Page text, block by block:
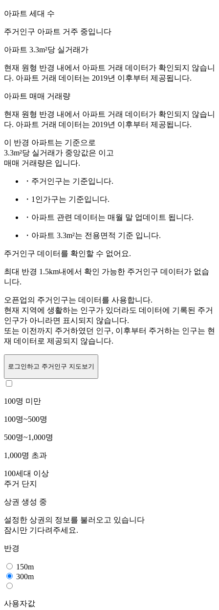
아파트 세대 수
주거인구 아파트 거주 중입니다
아파트 3.3m²당 실거래가
현재 원형 반경 내에서 아파트 거래 데이터가 확인되지 않습니
다. 아파트 거래 데이터는 2019년 이후부터 제공됩니다.
아파트 매매 거래량
현재 원형 반경 내에서 아파트 거래 데이터가 확인되지 않습니
다. 아파트 거래 데이터는 2019년 이후부터 제공됩니다.
이 반경 아파트는 기준으로
3.3m²당 실거래가 중앙값은 이고
매매 거래량은 입니다.
・주거인구는 기준입니다.
・1인가구는 기준입니다.
・아파트 관련 데이터는 매월 말 업데이트 됩니다.
・아파트 3.3m²는 전용면적 기준 입니다.
주거인구 데이터를 확인할 수 없어요.
최대 반경 1.5km내에서 확인 가능한 주거인구 데이터가 없습
니다.
오픈업의 주거인구는 데이터를 사용합니다.
현재 지역에 생활하는 인구가 있더라도 데이터에 기록된 주거
인구가 아니라면 표시되지 않습니다.
또는 이전까지 주거하였던 인구, 이후부터 주거하는 인구는 현
재 데이터로 제공되지 않습니다.
로그인하고 주거인구 지도보기
100명 미만
100명~500명
500명~1,000명
1,000명 초과
100세대 이상
주거 단지
상권 생성 중
설정한 상권의 정보를 불러오고 있습니다
잠시만 기다려주세요.
반경
150m
300m
사용자값